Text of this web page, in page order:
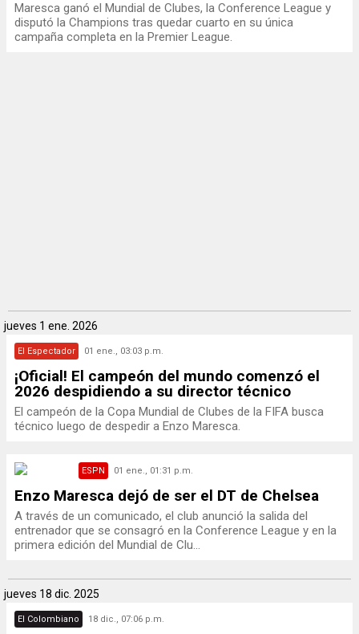
Maresca ganó el Mundial de Clubes, la Conference League y
disputó la Champions tras quedar cuarto en su única
campaña completa en la Premier League.
jueves 1 ene. 2026
El Espectador 01 ene., 03:03 p.m.
¡Oficial! El campeón del mundo comenzó el
2026 despidiendo a su director técnico
El campeón de la Copa Mundial de Clubes de la FIFA busca
técnico luego de despedir a Enzo Maresca.
ESPN 01 ene., 01:31 p.m.
Enzo Maresca dejó de ser el DT de Chelsea
A través de un comunicado, el club anunció la salida del
entrenador que se consagró en la Conference League y en la
primera edición del Mundial de Clu...
jueves 18 dic. 2025
El Colombiano 18 dic., 07:06 p.m.